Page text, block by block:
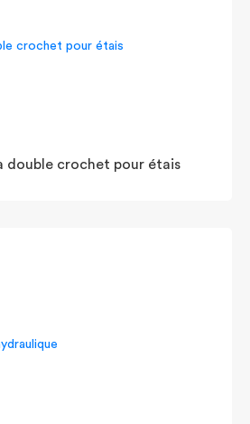
double crochet pour étais